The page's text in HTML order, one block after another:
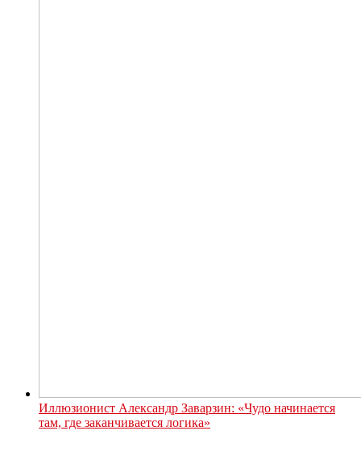
Иллюзионист Александр Заварзин: «Чудо начинается
там, где заканчивается логика»